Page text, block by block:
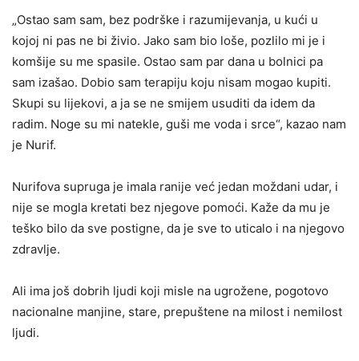
„Ostao sam sam, bez podrške i razumijevanja, u kući u
kojoj ni pas ne bi živio. Jako sam bio loše, pozlilo mi je i
komšije su me spasile. Ostao sam par dana u bolnici pa
sam izašao. Dobio sam terapiju koju nisam mogao kupiti.
Skupi su lijekovi, a ja se ne smijem usuditi da idem da
radim. Noge su mi natekle, guši me voda i srce“, kazao nam
je Nurif.
Nurifova supruga je imala ranije već jedan moždani udar, i
nije se mogla kretati bez njegove pomoći. Kaže da mu je
teško bilo da sve postigne, da je sve to uticalo i na njegovo
zdravlje.
Ali ima još dobrih ljudi koji misle na ugrožene, pogotovo
nacionalne manjine, stare, prepuštene na milost i nemilost
ljudi.